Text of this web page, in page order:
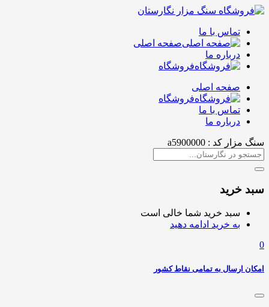
تماس با ما
صفحه اصلی
درباره ما
فروشگاه
صفحه اصلی
فروشگاه
تماس با ما
درباره ما
سنگ مزار کد : a5900000
سبد خرید
سبد خرید شما خالی است
به خرید ادامه دهید
0
امکان ارسال به تمامی نقاط کشور